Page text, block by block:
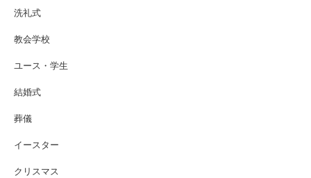
洗礼式
教会学校
ユース・学生
結婚式
葬儀
イースター
クリスマス